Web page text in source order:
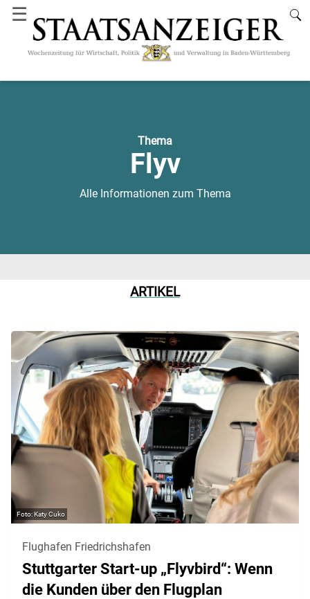
☰
Thema
Flyv
Alle Informationen zum Thema
ARTIKEL
Katy Cuko
Flughafen Friedrichshafen
Stuttgarter Start-up „Flyvbird“: Wenn
die Kunden über den Flugplan